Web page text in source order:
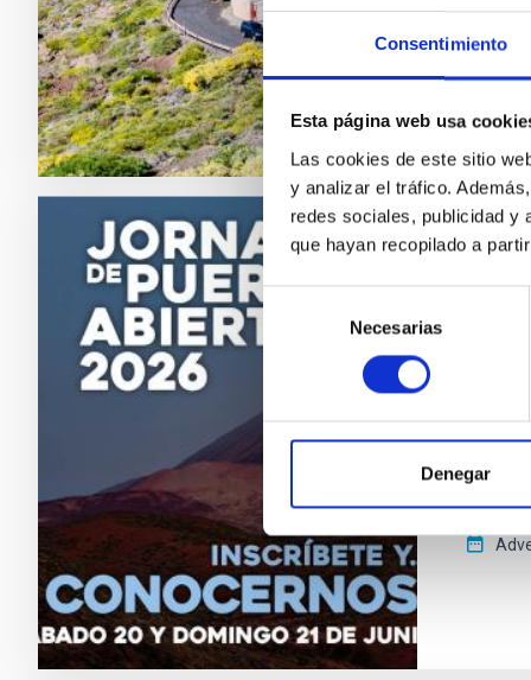
Consentimiento
Esta página web usa
Las cookies de este sitio
y analizar el tráfico.
redes sociales, publicidad y
que hayan recopilado a
Selección
consentimiento
Necesarias
Denegar
PRESS
El